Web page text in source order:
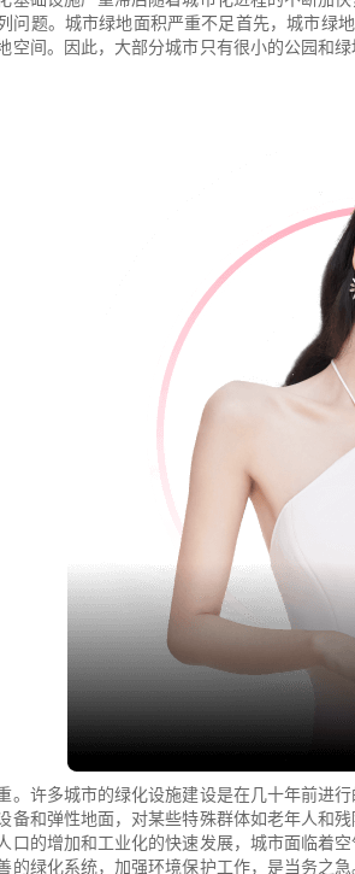
问题。城市绿地面积严重不足首先，城市绿
空间。因此，大部分城市只有很小的公园和
。许多城市的绿化设施建设是在几十年前进
备和弹性地面，对某些特殊群体如老年人和
口的增加和工业化的快速发展，城市面临着
的绿化系统，加强环境保护工作，是当务之